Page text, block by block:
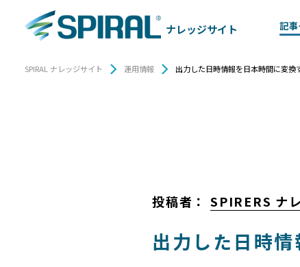
ナレッジサイト 記
SPIRAL ナレッジサイト 運用情報 出力した日時情報を日本時間に変換
投稿者： SPIRERS ナ
出力した日時